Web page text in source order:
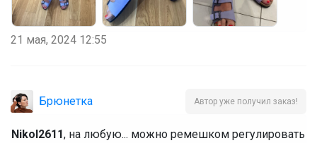
21 мая, 2024 12:55
Брюнетка Автор уже получил заказ!
Nikol2611, на любую... можно ремешком регулировать